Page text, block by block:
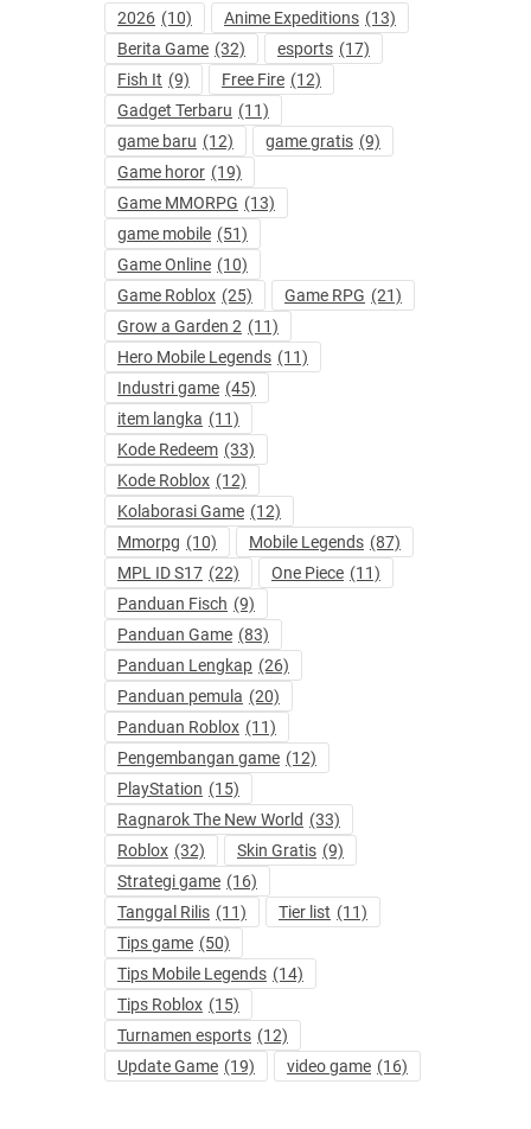
2026 (10) Anime Expeditions (13)
Berita Game (32) esports (17)
Fish It (9) Free Fire (12)
Gadget Terbaru (11)
game baru (12) game gratis (9)
Game horor (19)
Game MMORPG (13)
game mobile (51)
Game Online (10)
Game Roblox (25) Game RPG (21)
Grow a Garden 2 (11)
Hero Mobile Legends (11)
Industri game (45)
item langka (11)
Kode Redeem (33)
Kode Roblox (12)
Kolaborasi Game (12)
Mmorpg (10) Mobile Legends (87)
MPL ID S17 (22) One Piece (11)
Panduan Fisch (9)
Panduan Game (83)
Panduan Lengkap (26)
Panduan pemula (20)
Panduan Roblox (11)
Pengembangan game (12)
PlayStation (15)
Ragnarok The New World (33)
Roblox (32) Skin Gratis (9)
Strategi game (16)
Tanggal Rilis (11) Tier list (11)
Tips game (50)
Tips Mobile Legends (14)
Tips Roblox (15)
Turnamen esports (12)
Update Game (19) video game (16)